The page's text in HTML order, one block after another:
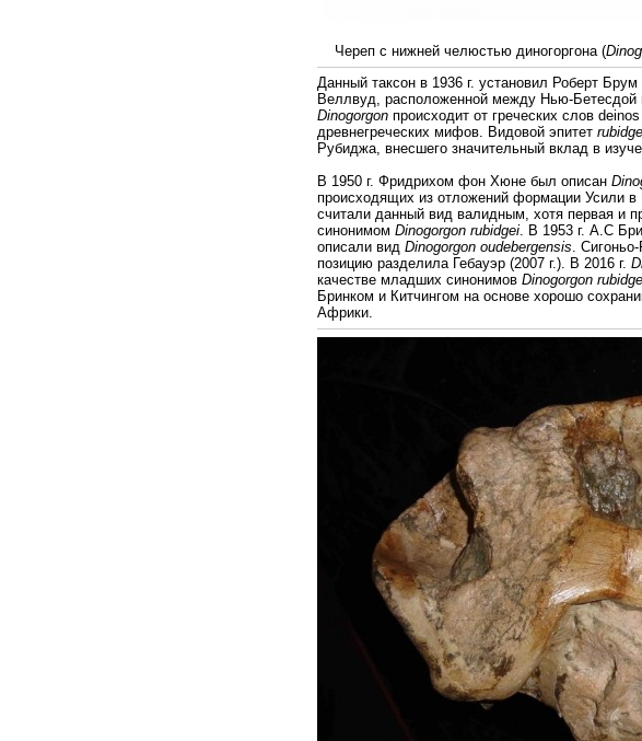
Череп с нижней челюстью диногоргона (
Данный таксон в 1936 г. установил Роберт
Веллвуд, расположенной между Нью-
Dinogorgonпроисходит от греческих слов
древнегреческих мифов. Видовой эпитет
Рубиджа, внесшего значительный вклад в
В 1950 г. Фридрихом фон Хюне был описан
происходящих из отложений формации Усили в
считали данный вид валидным, хотя первая и
синонимом Dinogorgon rubidgei. В 1953 г. А.С
описали вид Dinogorgon oudebergensis.
позицию разделила Гебауэр (2007 г.). В 2016 г.
качестве младших синонимов Dinogorgon
Бринком и Китчингом на основе хорошо
Африки.